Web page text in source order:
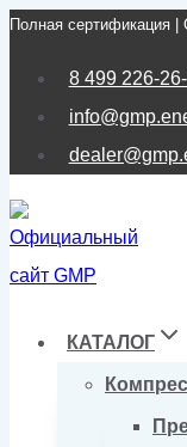
Перейти
Полная сертификация
8 499 226-
КАТАЛОГ